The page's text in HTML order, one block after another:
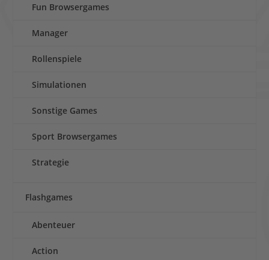
Fun Browsergames
Manager
Rollenspiele
Simulationen
Sonstige Games
Sport Browsergames
Strategie
Flashgames
Abenteuer
Action